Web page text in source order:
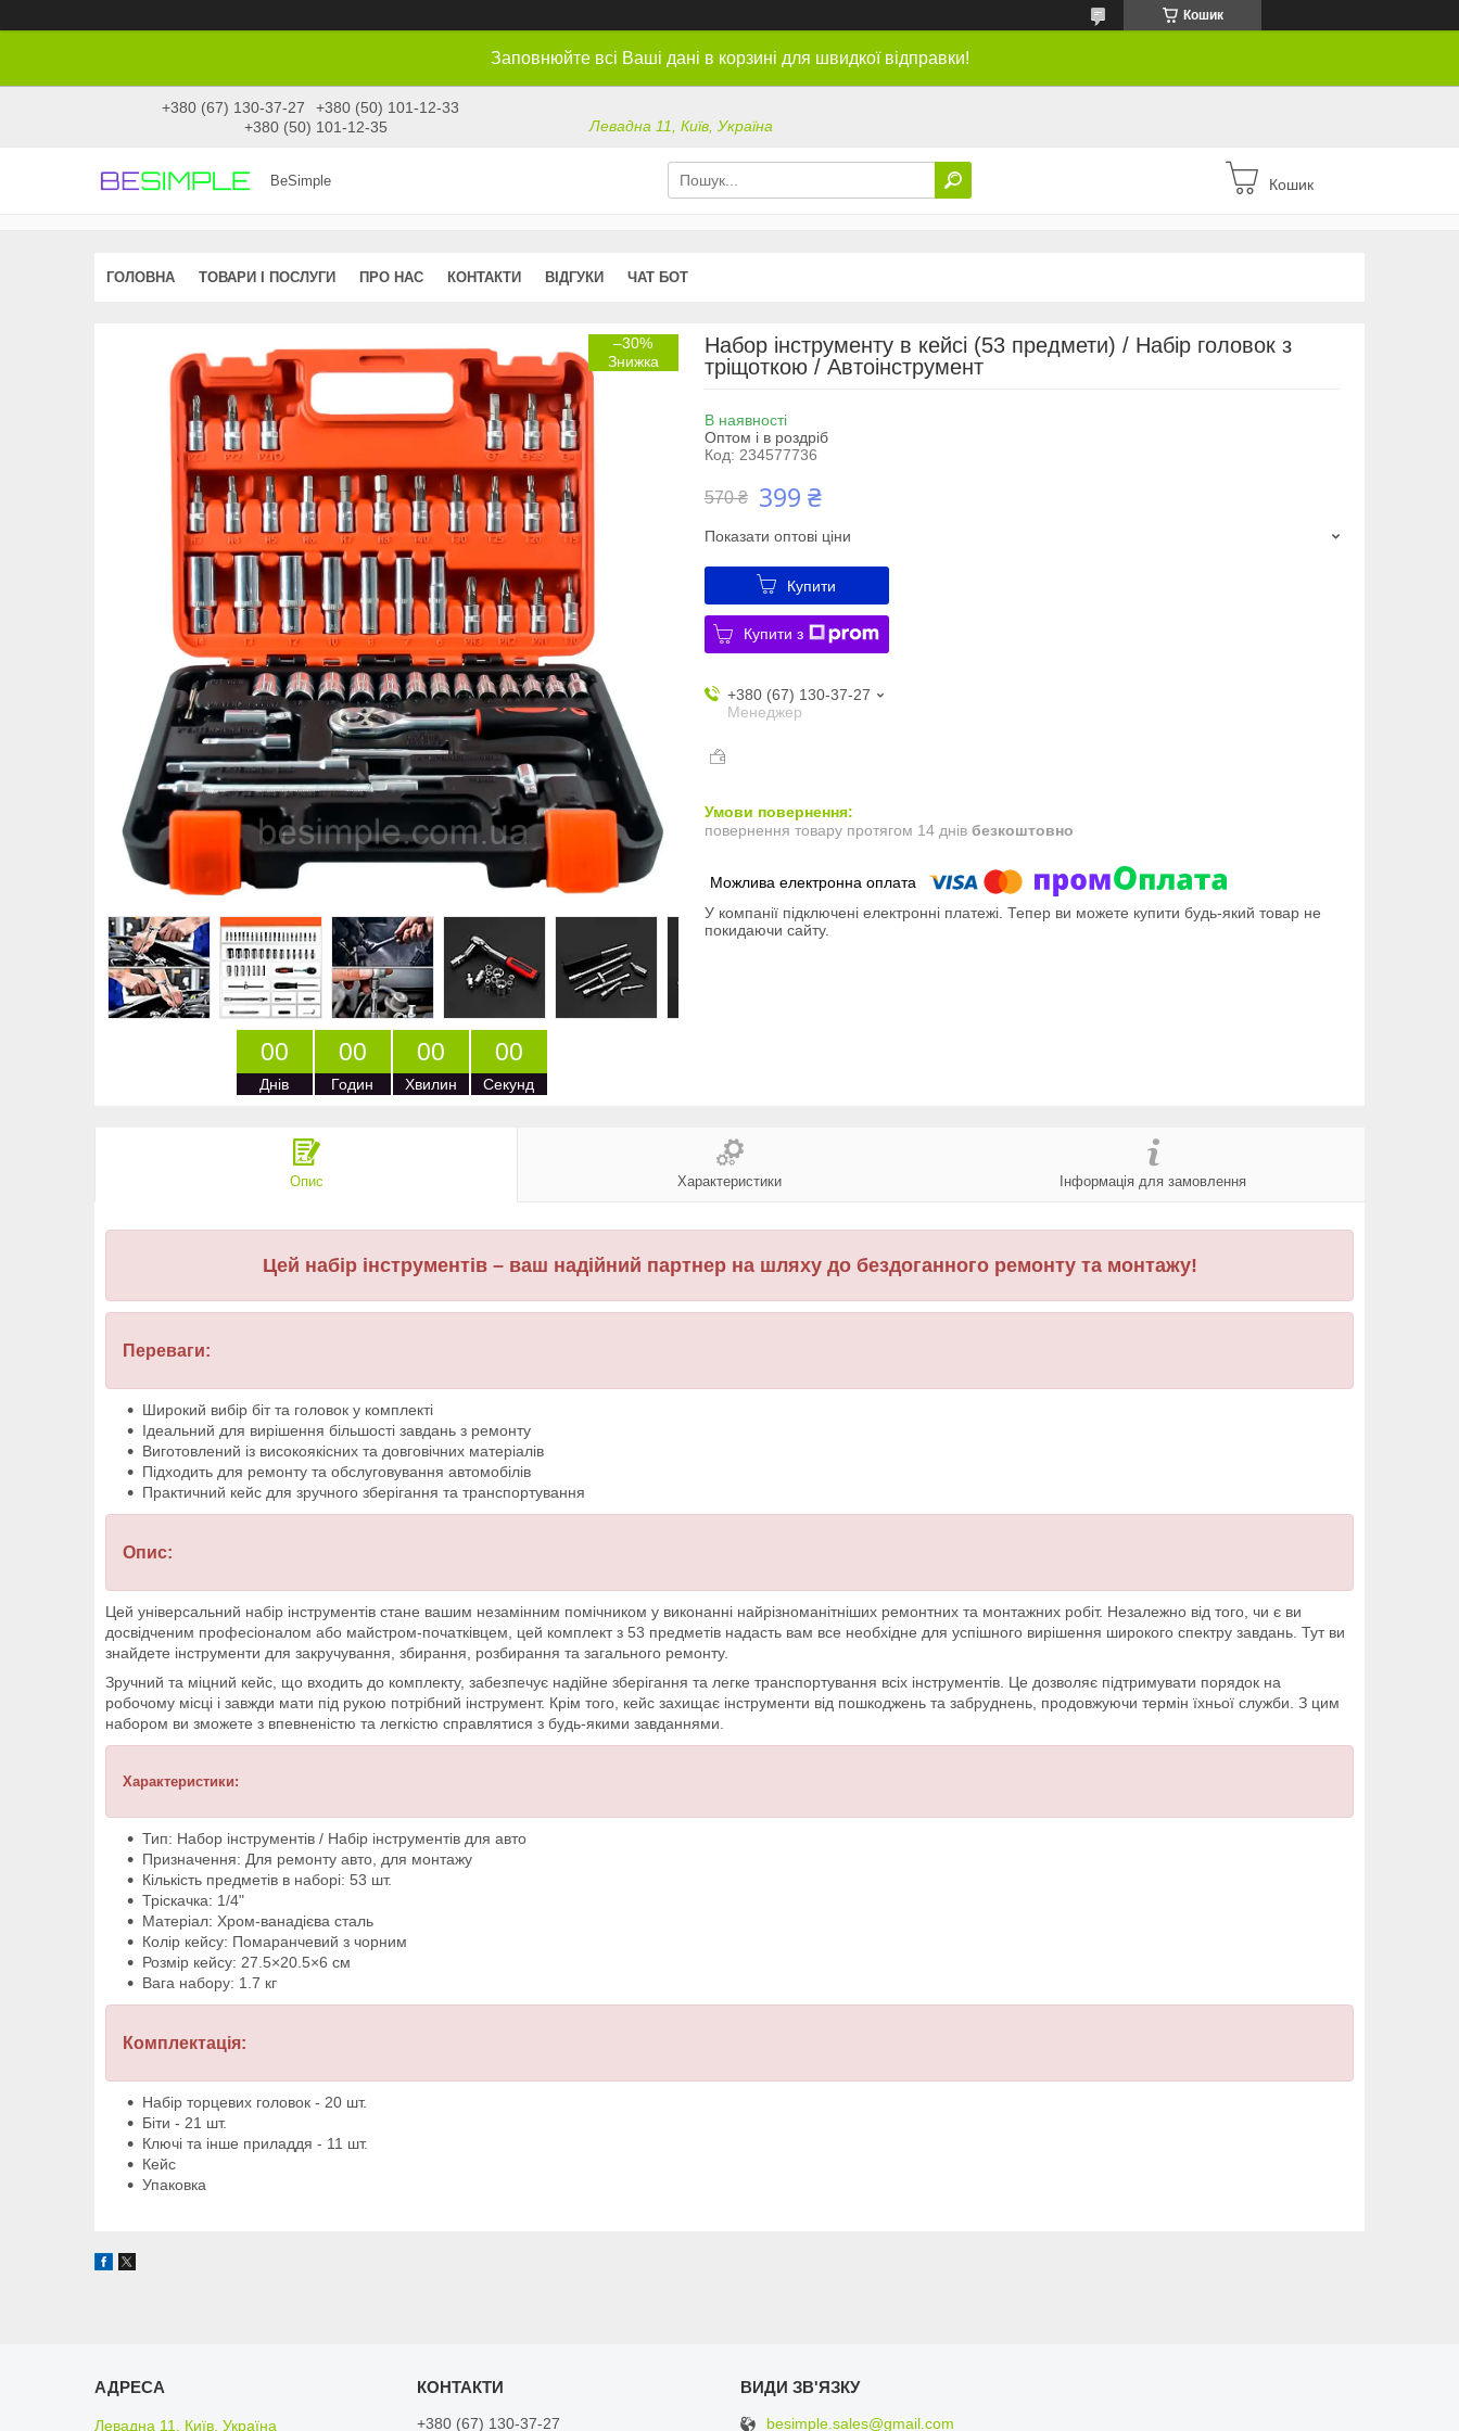
Кошик
Заповнюйте всі Ваші дані в корзині для швидкої відправки!
+380 (67) 130-37-27
+380 (50) 101-12-33
+380 (50) 101-12-35
Левадна 11, Київ, Україна
BeSimple Кошик
ГОЛОВНА ТОВАРИ І ПОСЛУГИ ПРО НАС КОНТАКТИ ВІДГУКИ ЧАТ БОТ
–30%
00
Днів
00
Годин
00
Хвилин
00
Секунд
Набор інструменту в кейсі (53 предмети) / Набір головок з
тріщоткою / Автоінструмент
В наявності
Оптом і в роздріб
Код: 234577736
570 ₴ 399 ₴
Показати оптові ціни
Купити
Купити з
+380 (67) 130-37-27
Менеджер
повернення товару протягом 14 днів безкоштовно
У компанії підключені електронні платежі. Тепер ви можете купити будь-який товар не
покидаючи сайту.
Опис Характеристики Інформація для замовлення
Цей набір інструментів – ваш надійний партнер на шляху до бездоганного ремонту та монтажу!
Переваги:
Широкий вибір біт та головок у комплекті
Ідеальний для вирішення більшості завдань з ремонту
Виготовлений із високоякісних та довговічних матеріалів
Підходить для ремонту та обслуговування автомобілів
Практичний кейс для зручного зберігання та транспортування
Опис:
Цей універсальний набір інструментів стане вашим незамінним помічником у виконанні найрізноманітніших ремонтних та монтажних робіт. Незалежно від того, чи є ви
досвідченим професіоналом або майстром-початківцем, цей комплект з 53 предметів надасть вам все необхідне для успішного вирішення широкого спектру завдань. Тут ви
знайдете інструменти для закручування, збирання, розбирання та загального ремонту.
Зручний та міцний кейс, що входить до комплекту, забезпечує надійне зберігання та легке транспортування всіх інструментів. Це дозволяє підтримувати порядок на
робочому місці і завжди мати під рукою потрібний інструмент. Крім того, кейс захищає інструменти від пошкоджень та забруднень, продовжуючи термін їхньої служби. З цим
набором ви зможете з впевненістю та легкістю справлятися з будь-якими завданнями.
Характеристики:
Тип: Набор інструментів / Набір інструментів для авто
Призначення: Для ремонту авто, для монтажу
Кількість предметів в наборі: 53 шт.
Тріскачка: 1/4"
Матеріал: Хром-ванадієва сталь
Колір кейсу: Помаранчевий з чорним
Розмір кейсу: 27.5×20.5×6 см
Вага набору: 1.7 кг
Комплектація:
Набір торцевих головок - 20 шт.
Біти - 21 шт.
Ключі та інше приладдя - 11 шт.
Кейс
Упаковка
Левадна 11, Київ, Україна +380 (67) 130-37-27 besimple.sales@gmail.com